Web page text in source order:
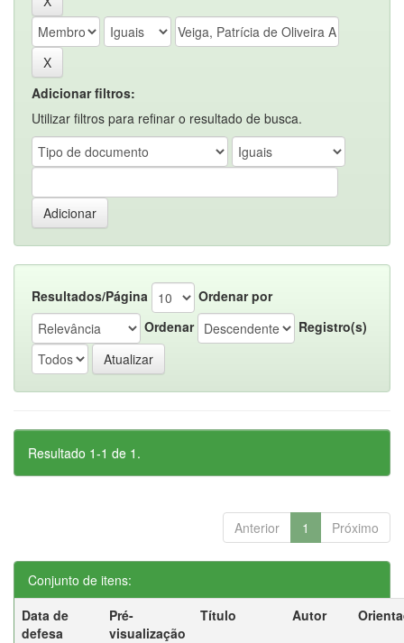
Adicionar filtros:
Utilizar filtros para refinar o resultado de busca.
Resultados/Página
Ordenar por
Ordenar
Registro(s)
Resultado 1-1 de 1.
Anterior 1 Próximo
Conjunto de itens:
Data de
defesa
Pré-
visualização
Título Autor